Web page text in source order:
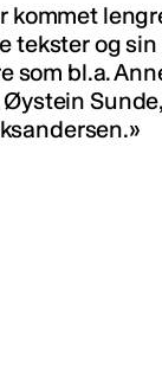
tekster og
bl.a.